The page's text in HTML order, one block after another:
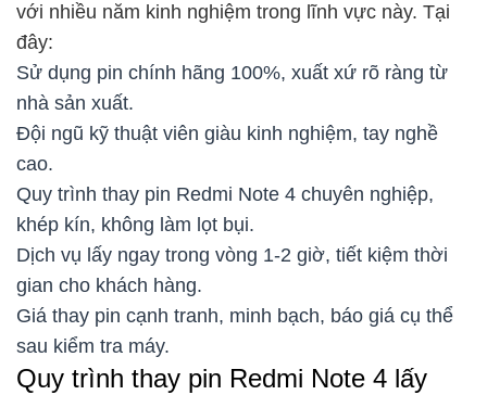
với nhiều năm kinh nghiệm trong lĩnh vực này. Tại
đây:
Sử dụng pin chính hãng 100%, xuất xứ rõ ràng từ
nhà sản xuất.
Đội ngũ kỹ thuật viên giàu kinh nghiệm, tay nghề
cao.
Quy trình thay pin Redmi Note 4 chuyên nghiệp,
khép kín, không làm lọt bụi.
Dịch vụ lấy ngay trong vòng 1-2 giờ, tiết kiệm thời
gian cho khách hàng.
Giá thay pin cạnh tranh, minh bạch, báo giá cụ thể
sau kiểm tra máy.
Quy trình thay pin Redmi Note 4 lấy